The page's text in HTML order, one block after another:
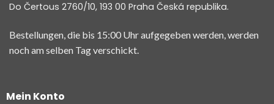
Mein Konto
Do Čertous 2760/10, 193 00 Praha Česká republika.
Bestellungen, die bis 15:00 Uhr aufgegeben werden, werden
noch am selben Tag verschickt.